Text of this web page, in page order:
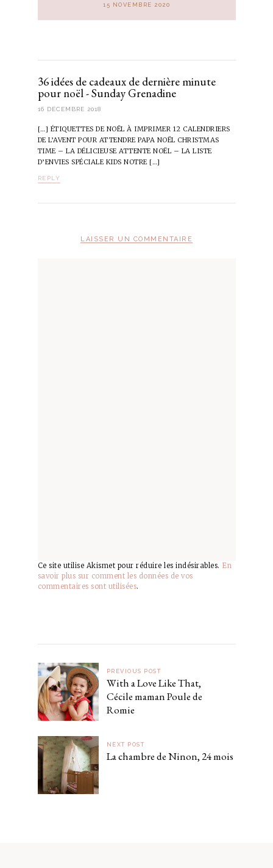
15 NOVEMBRE 2020
36 idées de cadeaux de dernière minute
pour noël - Sunday Grenadine
16 DÉCEMBRE 2018
[…] ÉTIQUETTES DE NOËL À IMPRIMER 12 CALENDRIERS
DE L’AVENT POUR ATTENDRE PAPA NOËL CHRISTMAS
TIME – LA DÉLICIEUSE ATTENTE NOËL – LA LISTE
D’ENVIES SPÉCIALE KIDS NOTRE […]
REPLY
LAISSER UN COMMENTAIRE
Ce site utilise Akismet pour réduire les indésirables. En
savoir plus sur comment les données de vos
commentaires sont utilisées.
PREVIOUS POST
With a Love Like That,
Cécile maman Poule de
Romie
NEXT POST
La chambre de Ninon, 24 mois